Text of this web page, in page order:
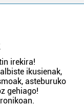
irekira!
ikusienak,
asteburuko
gehiago!